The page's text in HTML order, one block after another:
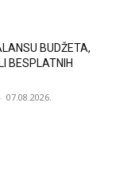
BUDŽETA,
BESPLATNIH
- 07.08.2026.